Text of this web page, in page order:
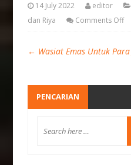
14 July 2022 editor
dan Riya
Comments Off
← Wasiat Emas Untuk
PENCARIAN